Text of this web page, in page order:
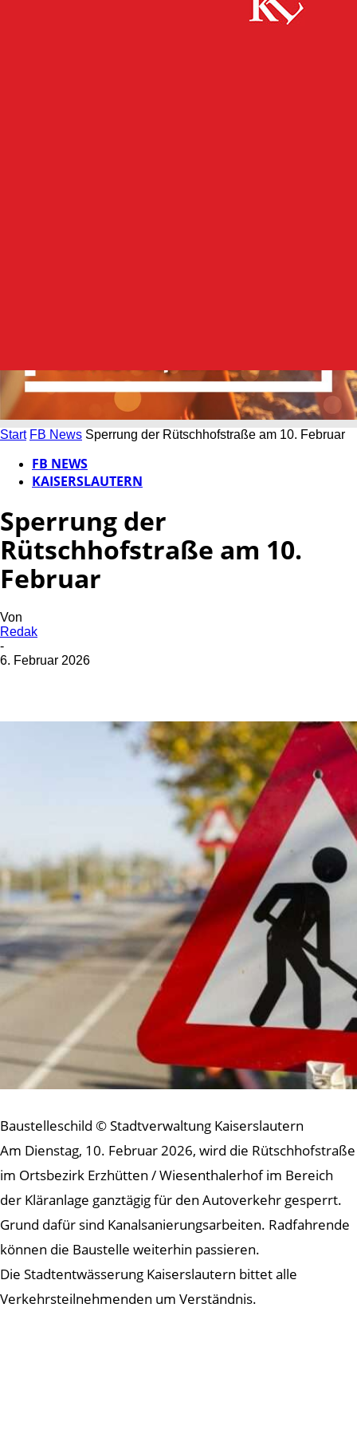
Start FB News Sperrung der Rütschhofstraße am 10. Februar
FB NEWS
KAISERSLAUTERN
Sperrung der
Rütschhofstraße am 10.
Februar
Von
Redak
-
6. Februar 2026
Baustelleschild © Stadtverwaltung Kaiserslautern
Am Dienstag, 10. Februar 2026, wird die Rütschhofstraße
im Ortsbezirk Erzhütten / Wiesenthalerhof im Bereich
der Kläranlage ganztägig für den Autoverkehr gesperrt.
Grund dafür sind Kanalsanierungsarbeiten. Radfahrende
können die Baustelle weiterhin passieren.
Die Stadtentwässerung Kaiserslautern bittet alle
Verkehrsteilnehmenden um Verständnis.